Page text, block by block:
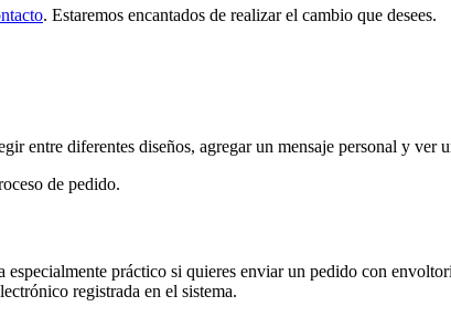
. Estaremos encantados de realizar el cambio que desees.
entre diferentes diseños, agregar un mensaje personal y ver
de pedido.
práctico si quieres enviar un pedido con
registrada en el sistema.